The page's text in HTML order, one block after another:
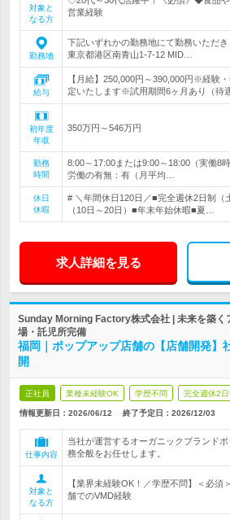
対象と
なる方
営業経験
勤務地
下記いずれかの勤務地にて勤務いただ
東京都港区南青山1-7-12 MID…
給与
【月給】250,000円～390,000円※経験
定いたします※試用期間6ヶ月あり（待
初年度
年収
350万円～546万円
勤務
時間
8:00～17:00または9:00～18:00（実働8
労働の有無：有（月平均…
休日
休暇
# ＼年間休日120日／■完全週休2日制（
（10日～20日）■年末年始休暇■夏…
求人詳細を見る
Sunday Morning Factory株式会社 | 未来を築く
場・託児所完備
福岡｜ポップアップ店舗の【店舗開発】
開
正社員 業種未経験OK 学歴不問 完全週休2日
情報更新日：2026/06/12 終了予定日： 2026/12/03
仕事内容
当社が運営するオーガニックブランド
務全般をお任せします。
対象と
なる方
【業界未経験OK！／学歴不問】＜必須
舗でのVMD経験